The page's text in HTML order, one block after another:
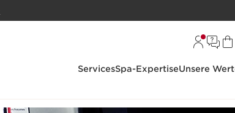
ServicesSpa-ExpertiseUnsere